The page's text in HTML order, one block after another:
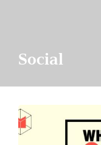
Social